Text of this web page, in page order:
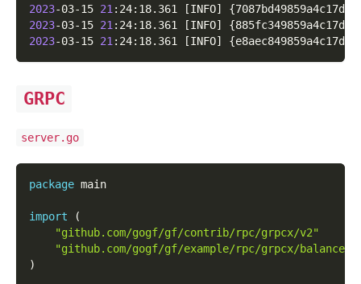
2023-03-15 21 :24:18.361 [INFO] {
2023-03-15 21 :24:18.361 [INFO] {
2023-03-15 21 :24:18.361 [INFO] {
GRPC
server.go
package main
import
(
"github.com/gogf/gf/contrib/rpc/grpcx/v2"
"github.com/gogf/gf/example/rpc/grpcx/
)